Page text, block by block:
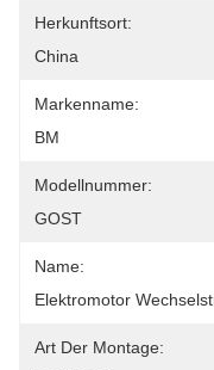
Herkunftsort:
China
Markenname:
BM
Modellnummer:
GOST
Name:
Elektromotor
Art Der Montage: